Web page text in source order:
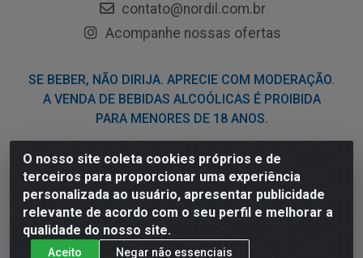
O nosso site coleta cookies próprios e de
terceiros para proporcionar uma experiência
personalizada ao usuário, apresentar publicidade
relevante de acordo com o seu perfil e melhorar a
qualidade do nosso site.
Aceito Negar não essenciais
contato@nordil.com.br
Acompanhe nossas ofertas
SE BEBER, NÃO DIRIJA. APRECIE COM MODERAÇÃO.
A VENDA DE BEBIDAS ALCOÓLICAS É PROIBIDA
PARA MENORES DE 18 ANOS.
Nordil Distribuidora - Avenida Liberdade, 2738, Bloco F -
Sesi - Bayeux/PB - CEP 58.111-400 - CNPJ
03.775.813/0001-41